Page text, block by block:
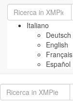
Cerca:
Italiano
Deutsch
English
Français
Español
Cerca: